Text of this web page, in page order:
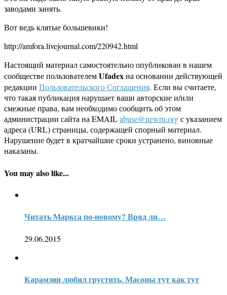
заводами занять.
Вот ведь клятые большевики!
http://amfora.livejournal.com/220942.html
Настоящий материал самостоятельно опубликован в нашем
сообществе пользователемUfadexна основании действующей
редакции Пользовательского Соглашения. Если вы считаете,
что такая публикация нарушает ваши авторские и/или
смежные права, вам необходимо сообщить об этом
администрации сайта на EMAILabuse@newru.orgс указанием
адреса (URL) страницы, содержащей спорный материал.
Нарушение будет в кратчайшие сроки устранено, виновные
наказаны.
You may also like...
Читать Маркса по-новому? Вряд ли…
29.06.2015
Карамзин любил грустить. Масоны тут как тут